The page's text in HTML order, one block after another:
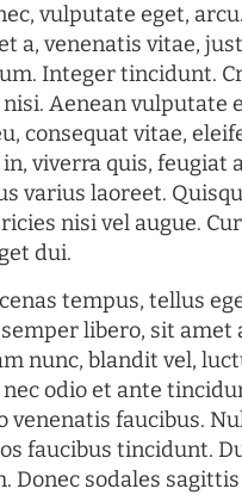
vulputate eget,
a, venenatis vitae,
Integer tincidunt.
Aenean vulputate
consequat vitae,
viverra quis, feugiat
varius laoreet.
nisi vel augue.
dui.
tempus, tellus
libero, sit amet
nunc, blandit vel,
odio et ante
venenatis faucibus.
faucibus tincidunt.
Donec sodales sagittis